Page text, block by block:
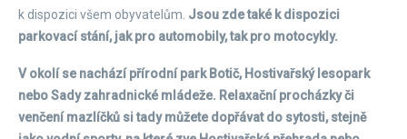
k dispozici všem obyvatelům. Jsou zde také k dispozici
parkovací stání, jak pro automobily, tak pro motocykly.
V okolí se nachází přírodní park Botič, Hostivařský lesopark
nebo Sady zahradnické mládeže. Relaxační procházky či
venčení mazlíčků si tady můžete dopřávat do sytosti, stejně